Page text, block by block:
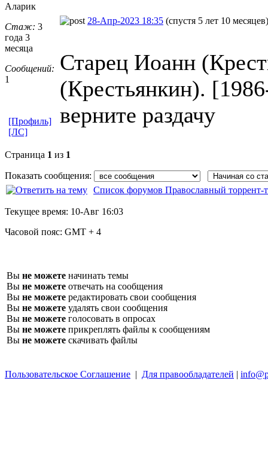
Аларик
Стаж: 3
года 3
месяца
Сообщений:
1
28-Апр-2023 18:35 (спустя 5 лет 10 месяцев)
Старец Иоанн
(Крестьянкин).
верните раздачу
[Профиль]
[ЛС]
Страница 1 из 1
Показать сообщения:
Список форумов Православный торрент-
Текущее время: 10-Авг 16:03
Часовой пояс: GMT + 4
Вы не можете начинать темы
Вы не можете отвечать на сообщения
Вы не можете редактировать свои сообщения
Вы не можете удалять свои сообщения
Вы не можете голосовать в опросах
Вы не можете прикреплять файлы к сообщениям
Вы не можете скачивать файлы
Пользовательское Соглашение | Для правообладателей |